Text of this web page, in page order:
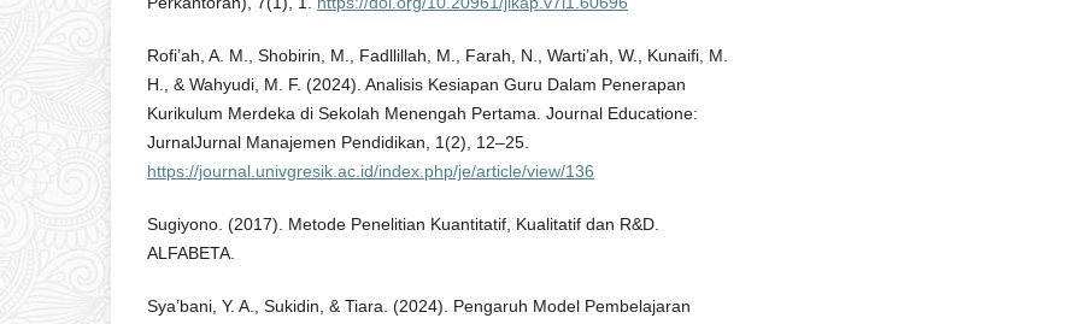
Rofi’ah, A. M., Shobirin, M., Fadllillah, M., Farah, N., Warti’ah, W., Kunaifi, M.
H., & Wahyudi, M. F. (2024). Analisis Kesiapan Guru Dalam Penerapan
Kurikulum Merdeka di Sekolah Menengah Pertama. Journal Educatione:
JurnalJurnal Manajemen Pendidikan, 1(2), 12–25.
https://journal.univgresik.ac.id/index.php/je/article/view/136
Sugiyono. (2017). Metode Penelitian Kuantitatif, Kualitatif dan R&D.
ALFABETA.
Sya’bani, Y. A., Sukidin, & Tiara. (2024). Pengaruh Model Pembelajaran